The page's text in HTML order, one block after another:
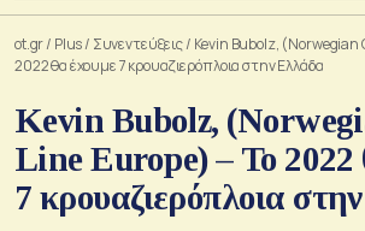
ot.gr/ Plus/ Συνεντεύξεις/ Kevin Bubolz, (Norwegian
2022 θα έχουμε 7 κρουαζιερόπλοια στην Ελλάδα
Kevin Bubolz,
Line Europe) – Το 2022
7 κρουαζιερόπλοια